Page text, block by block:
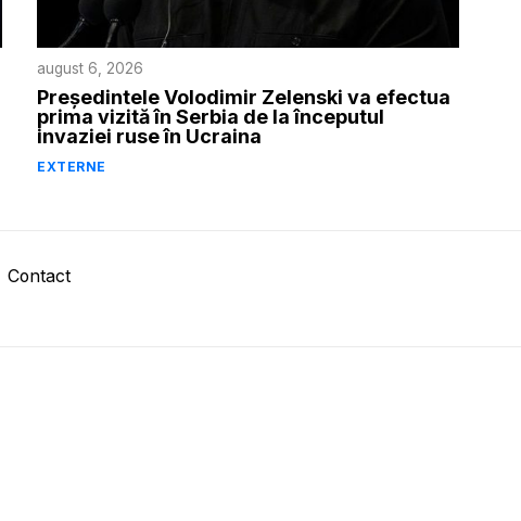
august 6, 2026
Președintele Volodimir Zelenski va efectua
prima vizită în Serbia de la începutul
invaziei ruse în Ucraina
EXTERNE
Contact